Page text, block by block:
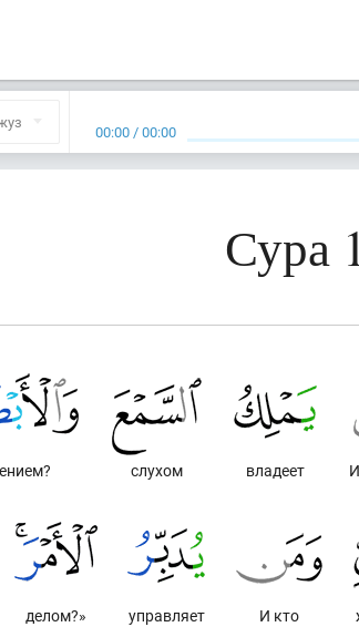
00:00 /00:00
Сура
владеет
слухом
И кто
управляет
делом?»